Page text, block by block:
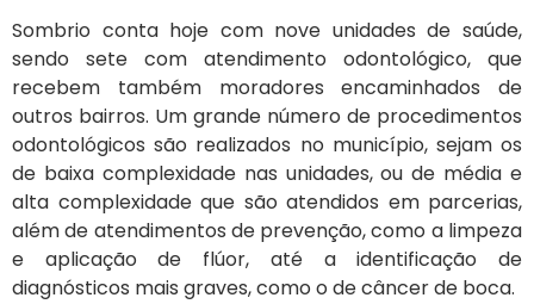
Sombrio conta hoje com nove unidades de saúde,
sendo sete com atendimento odontológico, que
recebem também moradores encaminhados de
outros bairros. Um grande número de procedimentos
odontológicos são realizados no município, sejam os
de baixa complexidade nas unidades, ou de média e
alta complexidade que são atendidos em parcerias,
além de atendimentos de prevenção, como a limpeza
e aplicação de flúor, até a identificação de
diagnósticos mais graves, como o de câncer de boca.